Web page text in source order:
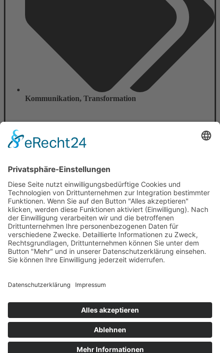
Kommunikation, Transformation
Ein einziger Satz kann ein Team schneller machen. Oder komplett
ausbremsen. Wie erreicht man es, mit Sprache mehr in den Flow zu
kommen und diesen ... WEITERLESEN
Cookie-Einstellungen
Copyright © 2025 , Agiliana GmbH, All rights reserved.
In 30 Minuten klären wir Anlass, Ergebnis, Rahmen und den
sinnvollsten nächsten Schritt.
Vorhabens-Check vereinbareninfo@agiliana.de
© 2026 Agiliana GmbHImpressumDatenschutz